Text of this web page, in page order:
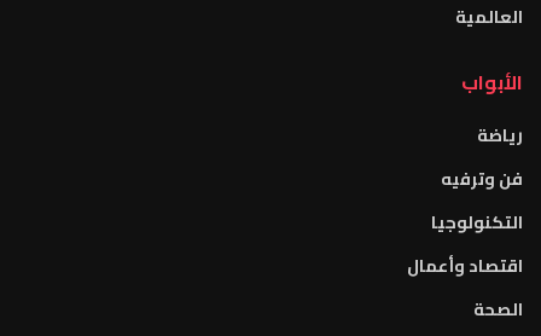
العالمية
الأبواب
رياضة
فن وترفيه
التكنولوجيا
اقتصاد وأعمال
الصحة